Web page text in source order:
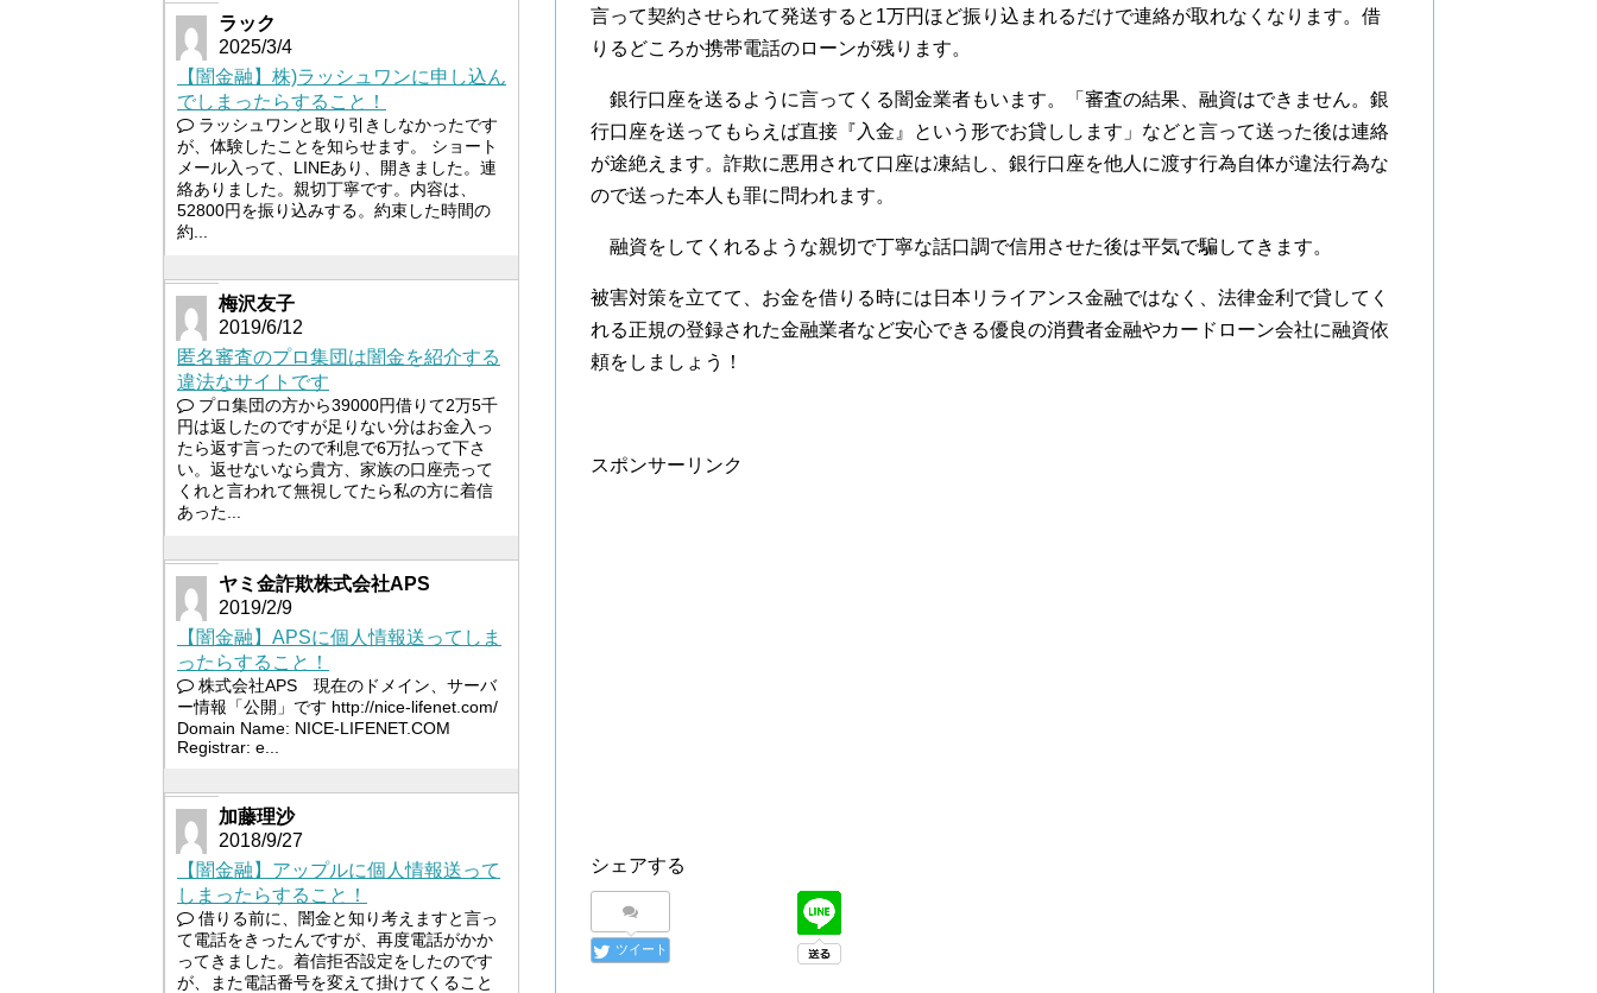
言って契約させられて発送すると1万円ほど振り込まれるだけで連絡が取れなくなります。借
りるどころか携帯電話のローンが残ります。
銀行口座を送るように言ってくる闇金業者もいます。「審査の結果、融資はできません。銀
行口座を送ってもらえば直接『入金』という形でお貸しします」などと言って送った後は連絡
が途絶えます。詐欺に悪用されて口座は凍結し、銀行口座を他人に渡す行為自体が違法行為な
ので送った本人も罪に問われます。
融資をしてくれるような親切で丁寧な話口調で信用させた後は平気で騙してきます。
被害対策を立てて、お金を借りる時には日本リライアンス金融ではなく、法律金利で貸してく
れる正規の登録された金融業者など安心できる優良の消費者金融やカードローン会社に融資依
頼をしましょう！
スポンサーリンク
シェアする
ツイート
ラック
2025/3/4
【闇金融】株)ラッシュワンに申し込ん
でしまったらすること！
ラッシュワンと取り引きしなかったです
が、体験したことを知らせます。 ショート
メール入って、LINEあり、開きました。連
絡ありました。親切丁寧です。内容は、
52800円を振り込みする。約束した時間の
約...
梅沢友子
2019/6/12
匿名審査のプロ集団は闇金を紹介する
違法なサイトです
プロ集団の方から39000円借りて2万5千
円は返したのですが足りない分はお金入っ
たら返す言ったので利息で6万払って下さ
い。返せないなら貴方、家族の口座売って
くれと言われて無視してたら私の方に着信
あった...
ヤミ金詐欺株式会社APS
2019/2/9
【闇金融】APSに個人情報送ってしま
ったらすること！
株式会社APS 現在のドメイン、サーバ
ー情報「公開」です http://nice-lifenet.com/
Domain Name: NICE-LIFENET.COM
Registrar: e...
加藤理沙
2018/9/27
【闇金融】アップルに個人情報送って
しまったらすること！
借りる前に、闇金と知り考えますと言っ
て電話をきったんですが、再度電話がかか
ってきました。着信拒否設定をしたのです
が、また電話番号を変えて掛けてくること